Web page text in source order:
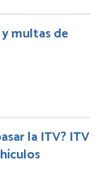
multas de
la ITV? ITV